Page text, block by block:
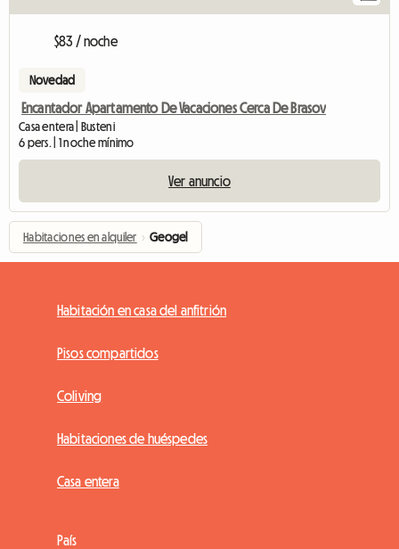
$83 / noche
Novedad
Encantador Apartamento De Vacaciones Cerca De Brasov
Casa entera | Busteni
6 pers. | 1 noche mínimo
Ver anuncio
Habitaciones en alquiler › Geogel
Habitación en casa del anfitrión
Pisos compartidos
Coliving
Habitaciones de huéspedes
Casa entera
País